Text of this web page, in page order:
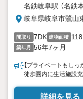
名鉄岐阜駅 （名鉄
岐阜県岐阜市鷺山
間取り 7DK 建物面積
築年月 56年7ヶ月
【プライベートもしっ
徒歩圏内に生活施設
詳細を見る